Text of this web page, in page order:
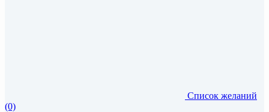
Список желаний
(0)